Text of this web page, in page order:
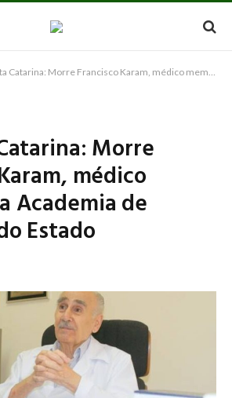
Morre Francisco Karam, médico membro da Academia de Medicina do Estado
Morre
médico
Academia de
Estado